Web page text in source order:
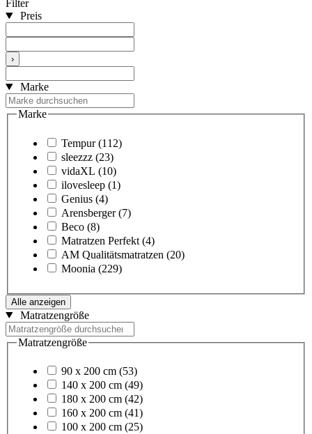
Filter
Preis
›
Marke
Marke
Tempur (112)
sleezzz (23)
vidaXL (10)
ilovesleep (1)
Genius (4)
Arensberger (7)
Beco (8)
Matratzen Perfekt (4)
AM Qualitätsmatratzen (20)
Moonia (229)
Alle anzeigen
Matratzengröße
Matratzengröße
90 x 200 cm (53)
140 x 200 cm (49)
180 x 200 cm (42)
160 x 200 cm (41)
100 x 200 cm (25)